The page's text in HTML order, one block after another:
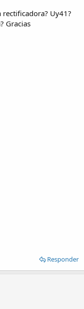
Uy41?
Gracias
Responder